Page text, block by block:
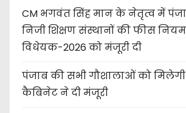
CM भगवंत सिंह मान के नेतृत्व में
निजी शिक्षण संस्थानों की फीस
विधेयक-2026 को मंजूरी दी
पंजाब की सभी गौशालाओं को
कैबिनेट ने दी मंजूरी